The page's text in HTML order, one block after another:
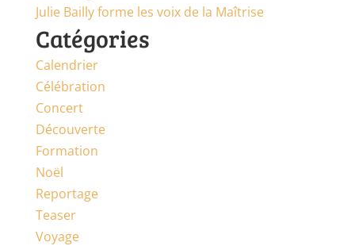
Julie Bailly forme les voix de la Maîtrise
Catégories
Calendrier
Célébration
Concert
Découverte
Formation
Noël
Reportage
Teaser
Voyage